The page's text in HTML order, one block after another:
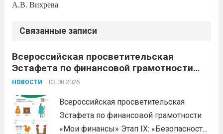
А.В. Вихрева
Связанные записи
Всероссийская просветительская
Эстафета по финансовой грамотности
«Мои финансы»
НОВОСТИ 03.08.2026
Всероссийская просветительская
Эстафета по финансовой грамотности
«Мои финансы» Этап IX: «Безопасность